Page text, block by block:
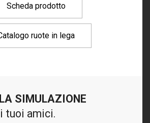
Scheda prodotto
ruote in lega
SIMULAZIONE
tuoi amici.